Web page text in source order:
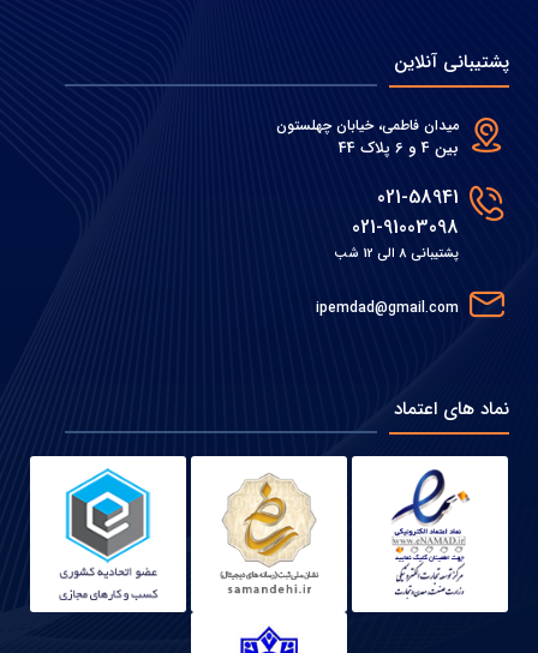
پشتیبانی آنلاین
میدان فاطمی، خیابان چهلستون
بین 4 و 6 پلاک 44
021-58941
021-91003098
پشتیبانی 8 الی 12 شب
ipemdad@gmail.com
نماد های اعتماد